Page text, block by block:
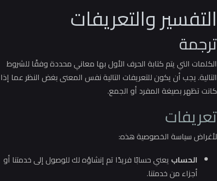
التفسير والتعريفات
ترجمة
الكلمات التي يتم كتابة الحرف الأول بها معاني محددة وفقًا للشروط
التالية.يجب أن يكون للتعريفات التالية نفس المعنى بغض النظر عما إذا
كانت تظهر بصيغة المفرد أو الجمع.
تعريفات
لأغراض سياسة الخصوصية هذه:
الحساب يعني حسابًا فريدًا تم إنشاؤه لك للوصول إلى خدمتنا أو
أجزاء من خدمتنا.